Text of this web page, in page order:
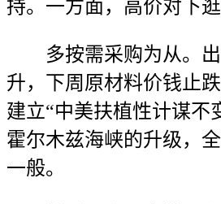
持。一方面，高价对下逛
多按需采购为从。出
升，下周原材料价钱止
建立“中美扶植性计谋不
霍尔木兹海峡的升级，
一般。